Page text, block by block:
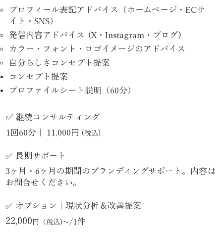
プロフィール表記アドバイス（ホームページ・ECサ
イト・SNS）
発信内容アドバイス (X・Instagram・ブログ)
カラー・フォント・ロゴイメージのアドバイス
自分らしさコンセプト提案
コンセプト提案
プロファイルシート説明（60分）
✅ 継続コンサルティング
1回60分｜
11,000円 (税込)
✅ 長期サポート
3ヶ月・6ヶ月の期間のブランディングサポート。内容は
お問合せください。​
✅ オプション｜現状分析＆改善提案
22,000 円（税込)〜/1件